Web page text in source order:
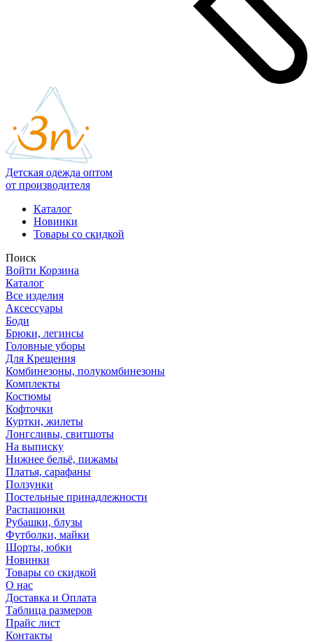
Детская одежда оптом
от производителя
Каталог
Новинки
Товары со скидкой
Поиск
Войти Корзина
Каталог
Все изделия
Аксесcуары
Боди
Брюки, легинсы
Головные уборы
Для Крещения
Комбинезоны, полукомбинезоны
Комплекты
Костюмы
Кофточки
Куртки, жилеты
Лонгсливы, свитшоты
На выписку
Нижнее бельё, пижамы
Платья, сарафаны
Ползунки
Постельные принадлежности
Распашонки
Рубашки, блузы
Футболки, майки
Шорты, юбки
Новинки
Товары со скидкой
О нас
Доставка и Оплата
Таблица размеров
Прайс лист
Контакты